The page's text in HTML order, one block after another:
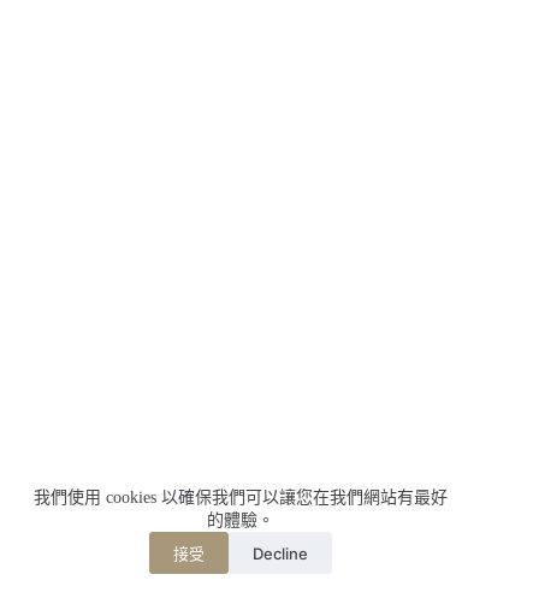
我們使用 cookies 以確保我們可以讓您在我們網站有最好
的體驗。
接受 Decline